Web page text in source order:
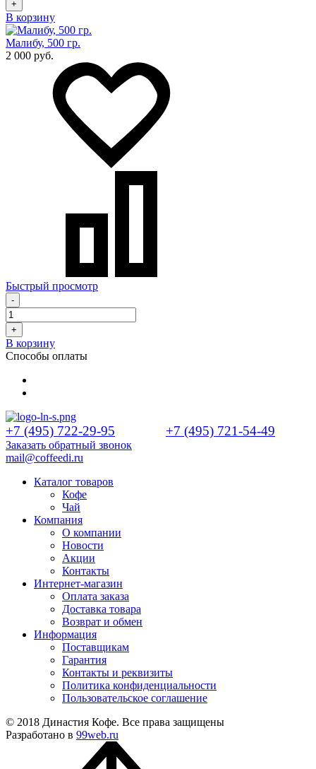
+
В корзину
Малибу, 500 гр.
2 000 руб.
Быстрый просмотр
-
+
В корзину
Способы оплаты
+7 (495) 722-29-95 +7 (495) 721-54-49
Заказать обратный звонок
mail@coffeedi.ru
Каталог товаров
Кофе
Чай
Компания
О компании
Новости
Акции
Контакты
Интернет-магазин
Оплата заказа
Доставка товара
Возврат и обмен
Информация
Поставщикам
Гарантия
Контакты и реквизиты
Политика конфиденциальности
Пользовательское соглашение
© 2018 Династия Кофе. Все права защищены
Разработано в 99web.ru